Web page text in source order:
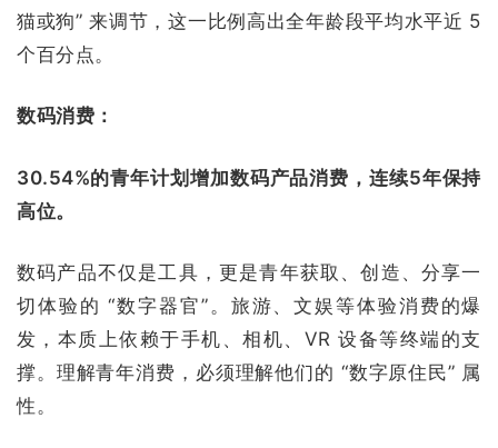
猫或狗” 来调节，这一比例高出全年龄段平均水平近 5
个百分点。
数码消费：
30.54%的青年计划增加数码产品消费，连续5年保持
高位。
数码产品不仅是工具，更是青年获取、创造、分享一
切体验的 “数字器官”。旅游、文娱等体验消费的爆
发，本质上依赖于手机、相机、VR 设备等终端的支
撑。理解青年消费，必须理解他们的 “数字原住民” 属
性。